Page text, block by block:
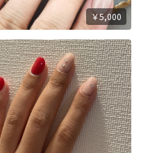
￥5,000